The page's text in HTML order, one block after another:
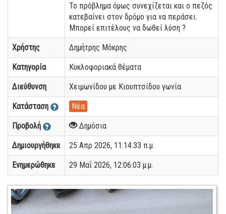
Το πρόβλημα όμως συνεχίζεται και ο πεζός
κατεβαίνει στον δρόμο για να περάσει.
Μπορεί επιτέλους να δωθεί λύση ?
Χρήστης Δημήτρης Μόκρης
Κατηγορία Κυκλοφοριακά θέματα
Διεύθυνση Χειμωνίδου με Κιουπτσίδου γωνία
Κατάσταση Νέα
Προβολή Δημόσια
Δημιουργήθηκε 25 Απρ 2026, 11:14:33 π.μ.
Ενημερώθηκε 29 Μαΐ 2026, 12:06:03 μ.μ.